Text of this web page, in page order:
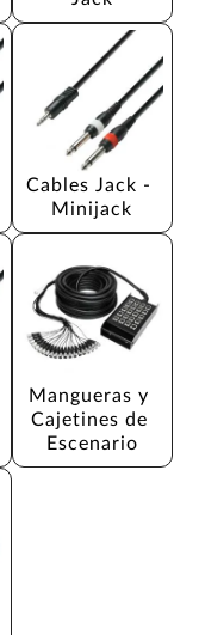
Cables Jack -
Minijack
Mangueras y
Cajetines de
Escenario